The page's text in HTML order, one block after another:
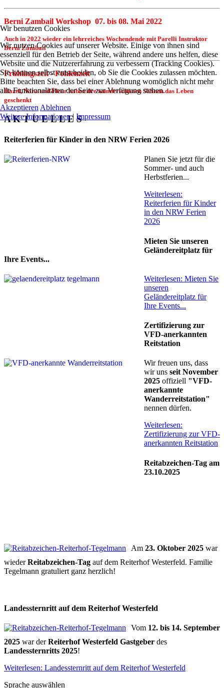
Berni Zambail Workshop 07. bis 08. Mai 2022
Auch in 2022 wieder ein lehrreiches Wochendende mit Parelli Instruktor
Berni Zambail
Frühlingszeit - Fohlenzeit
Hazel, Nora und Fleur haben dre wunderschönen Söhnen das Leben
geschenkt
A K T U E L L E S
Reiterferien für Kinder in den NRW Ferien 2026
Planen Sie jetzt für die
Sommer- und auch
Herbstferien...
Weiterlesen:
Reiterferien für Kinder
in den NRW Ferien
2026
Mieten Sie unseren
Geländereitplatz für
Ihre Events...
Weiterlesen: Mieten Sie
unseren
Geländereitplatz für
Ihre Events...
Zertifizierung zur
VFD-anerkannten
Reitstation
Wir freuen uns, dass
wir uns seit November
2025 offiziell "VFD-
anerkannte
Wanderreitstation"
nennen dürfen.
Weiterlesen:
Zertifizierung zur VFD-
anerkannten Reitstation
Reitabzeichen-Tag am
23.10.2025
Am 23. Oktober 2025 war
wiederReitabzeichen-Tag auf dem Reiterhof Westerfeld. Familie
Tegelmann gratuliert ganz herzlich!
Landessternritt auf dem Reiterhof Westerfeld
Vom 12. bis 14. September
2025 war derReiterhof Westerfeld Gastgeber des
Landessternritts 2025!
Weiterlesen: Landessternritt auf dem Reiterhof Westerfeld
Sprache auswählen
Wir benutzen Cookies
Wir nutzen Cookies auf unserer Website. Einige von ihnen sind
essenziell für den Betrieb der Seite, während andere uns helfen, diese
Website und die Nutzererfahrung zu verbessern (Tracking Cookies).
Sie können selbst entscheiden, ob Sie die Cookies zulassen möchten.
Bitte beachten Sie, dass bei einer Ablehnung womöglich nicht mehr
alle Funktionalitäten der Seite zur Verfügung stehen.
Akzeptieren Ablehnen
Weitere Informationen| Impressum